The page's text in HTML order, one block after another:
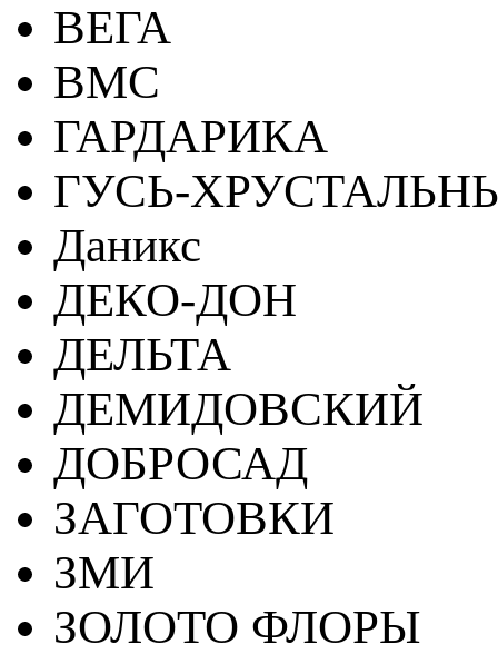
ВЕГА
ВМС
ГАРДАРИКА
ГУСЬ-
Даникс
ДЕКО-ДОН
ДЕЛЬТА
ДЕМИДОВСКИЙ
ДОБРОСАД
ЗАГОТОВКИ
ЗМИ
ЗОЛОТО ФЛОРЫ